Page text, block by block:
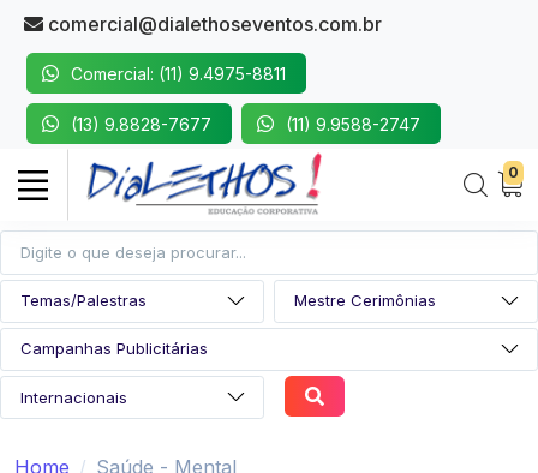
comercial@dialethoseventos.com.br
Comercial: (11) 9.4975-8811
(13) 9.8828-7677 (11) 9.9588-2747
0
Home Saúde - Mental